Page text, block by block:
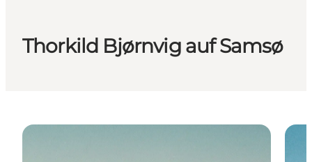
Thorkild Bjørnvig auf Samsø